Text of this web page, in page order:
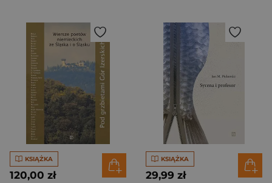
KSIĄŻKA
120,00 zł
KSIĄŻKA
29,99 zł